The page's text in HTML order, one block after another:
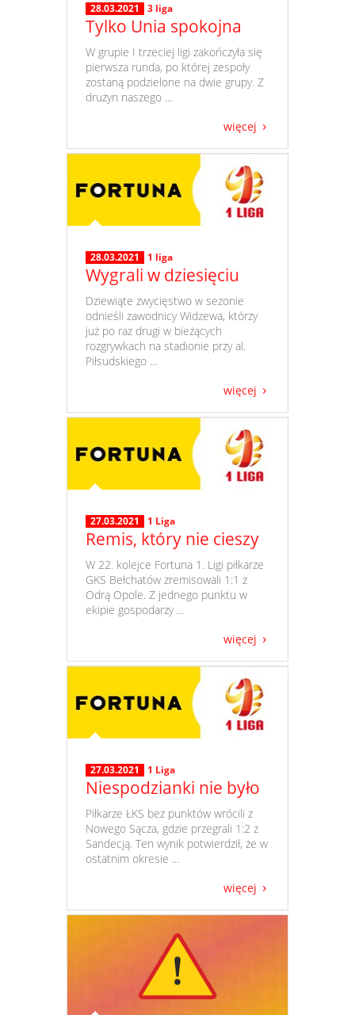
28.03.2021 3 liga
Tylko Unia spokojna
​ W grupie I trzeciej ligi zakończyła się
pierwsza runda, po której zespoły
zostaną podzielone na dwie grupy. Z
drużyn naszego ...
więcej
28.03.2021 1 liga
Wygrali w dziesięciu
​ Dziewiąte zwycięstwo w sezonie
odnieśli zawodnicy Widzewa, którzy
już po raz drugi w bieżących
rozgrywkach na stadionie przy al.
Piłsudskiego ...
więcej
27.03.2021 1 Liga
Remis, który nie cieszy
​ W 22. kolejce Fortuna 1. Ligi piłkarze
GKS Bełchatów zremisowali 1:1 z
Odrą Opole. Z jednego punktu w
ekipie gospodarzy ...
więcej
27.03.2021 1 Liga
Niespodzianki nie było
​ Piłkarze ŁKS bez punktów wrócili z
Nowego Sącza, gdzie przegrali 1:2 z
Sandecją. Ten wynik potwierdził, że w
ostatnim okresie ...
więcej